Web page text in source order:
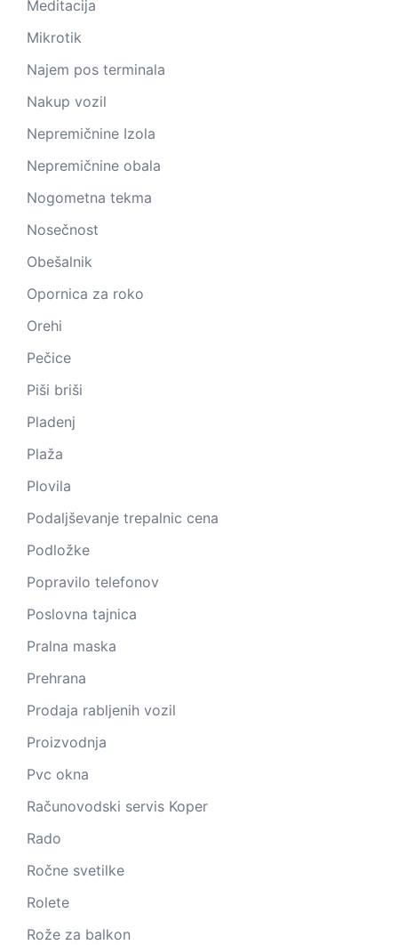
Meditacija
Mikrotik
Najem pos terminala
Nakup vozil
Nepremičnine Izola
Nepremičnine obala
Nogometna tekma
Nosečnost
Obešalnik
Opornica za roko
Orehi
Pečice
Piši briši
Pladenj
Plaža
Plovila
Podaljševanje trepalnic cena
Podložke
Popravilo telefonov
Poslovna tajnica
Pralna maska
Prehrana
Prodaja rabljenih vozil
Proizvodnja
Pvc okna
Računovodski servis Koper
Rado
Ročne svetilke
Rolete
Rože za balkon